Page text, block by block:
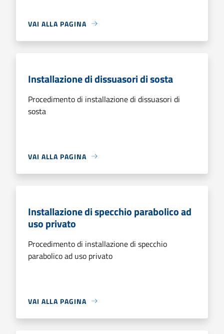
VAI ALLA PAGINA
Installazione di dissuasori di sosta
Procedimento di installazione di dissuasori di
sosta
VAI ALLA PAGINA
Installazione di specchio parabolico ad
uso privato
Procedimento di installazione di specchio
parabolico ad uso privato
VAI ALLA PAGINA